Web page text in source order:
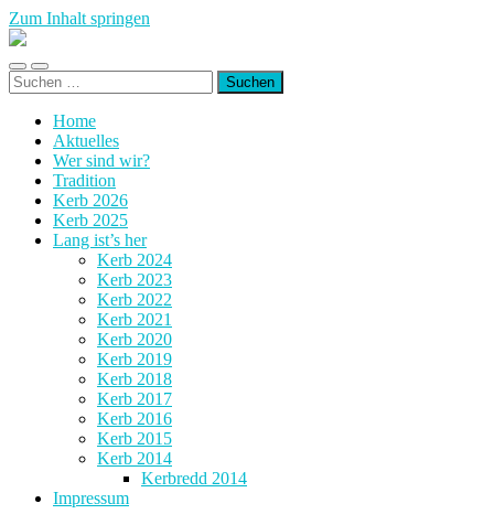
Zum Inhalt springen
Kerb
Hahn
Mobile-
Menü
Suchfeld
ein-/ausblenden
Suchen
nach:
Home
Aktuelles
Wer sind wir?
Tradition
Kerb 2026
Kerb 2025
Lang ist’s her
Kerb 2024
Kerb 2023
Kerb 2022
Kerb 2021
Kerb 2020
Kerb 2019
Kerb 2018
Kerb 2017
Kerb 2016
Kerb 2015
Kerb 2014
Kerbredd 2014
Impressum